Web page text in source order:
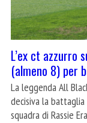
L’ex ct azzurro
(almeno 8) per
La leggenda All
decisiva la
squadra di Rassie